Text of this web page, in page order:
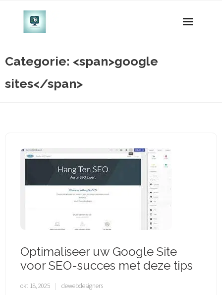
Categorie: <span>google
sites</span>
Optimaliseer uw Google Site
voor SEO-succes met deze tips
okt 18, 2025
dewebdesigners